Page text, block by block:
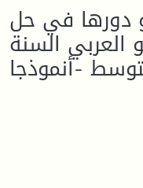
و دورها في حل
العربي السنة